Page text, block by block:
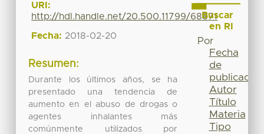
URI:
http://hdl.handle.net/20.500.11799/68871
Fecha: 2018-02-20
Resumen:
Durante los últimos años, se ha
presentado una tendencia de
aumento en el abuso de drogas o
agentes inhalantes más
comúnmente utilizados por
Buscar
en RI
Por
Fecha
de
publicación
Autor
Título
Materia
Tipo